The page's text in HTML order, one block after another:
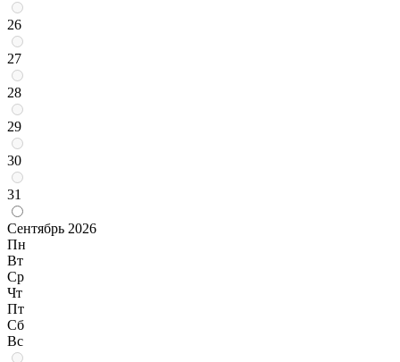
26
27
28
29
30
31
Сентябрь 2026
Пн
Вт
Ср
Чт
Пт
Сб
Вс